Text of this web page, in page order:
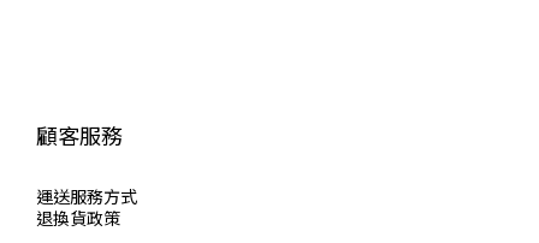
顧客服務
運送服務方式
退換貨政策